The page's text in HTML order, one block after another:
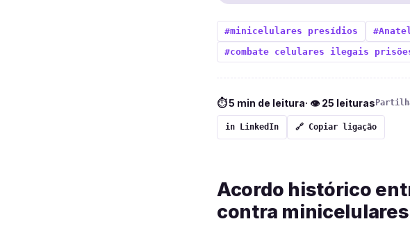
#minicelulares presídios
#combate celulares ilegais
⏱ 5 min de leitura· 👁 25 leituras
in LinkedIn 🔗 Copiar ligação
Acordo histórico
contra